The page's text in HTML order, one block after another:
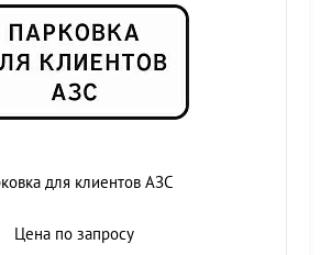
для клиентов АЗС
Цена по запросу